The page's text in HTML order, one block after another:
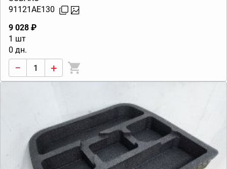
91121AE130
9 028 ₽
1 шт
0 дн.
− +